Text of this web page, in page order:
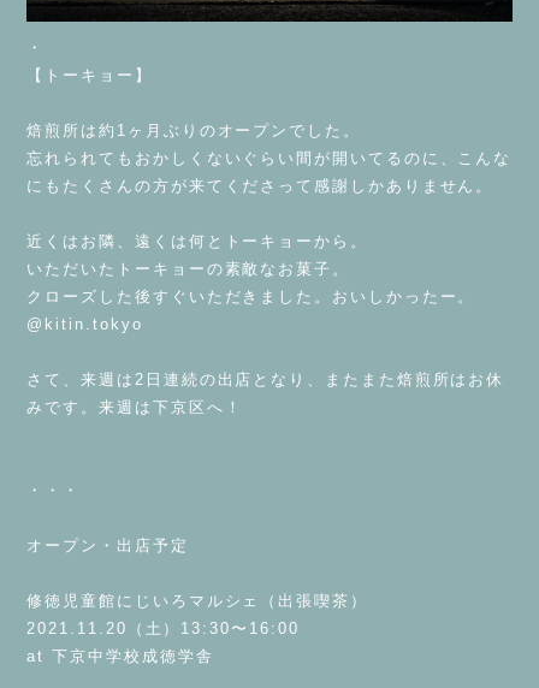
・
【トーキョー】
焙煎所は約1ヶ月ぶりのオープンでした。
忘れられてもおかしくないぐらい間が開いてるのに、こんな
にもたくさんの方が来てくださって感謝しかありません。
近くはお隣、遠くは何とトーキョーから。
いただいたトーキョーの素敵なお菓子。
クローズした後すぐいただきました。おいしかったー。
@kitin.tokyo
さて、来週は2日連続の出店となり、またまた焙煎所はお休
みです。来週は下京区へ！
・・・
オープン・出店予定
修徳児童館にじいろマルシェ（出張喫茶）
2021.11.20（土）13:30〜16:00
at 下京中学校成徳学舎